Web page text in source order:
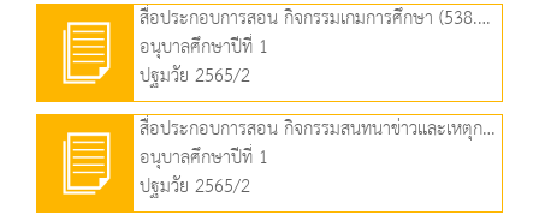
สื่อประกอบการสอน กิจกรรมเกมการศึกษา (538.88 KB)
อนุบาลศึกษาปีที่ 1
ปฐมวัย 2565/2
สื่อประกอบการสอน กิจกรรมสนทนาข่าวและเหตุการณ์ (497.74 KB)
อนุบาลศึกษาปีที่ 1
ปฐมวัย 2565/2